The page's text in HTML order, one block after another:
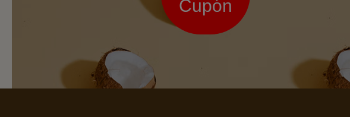
Cupón